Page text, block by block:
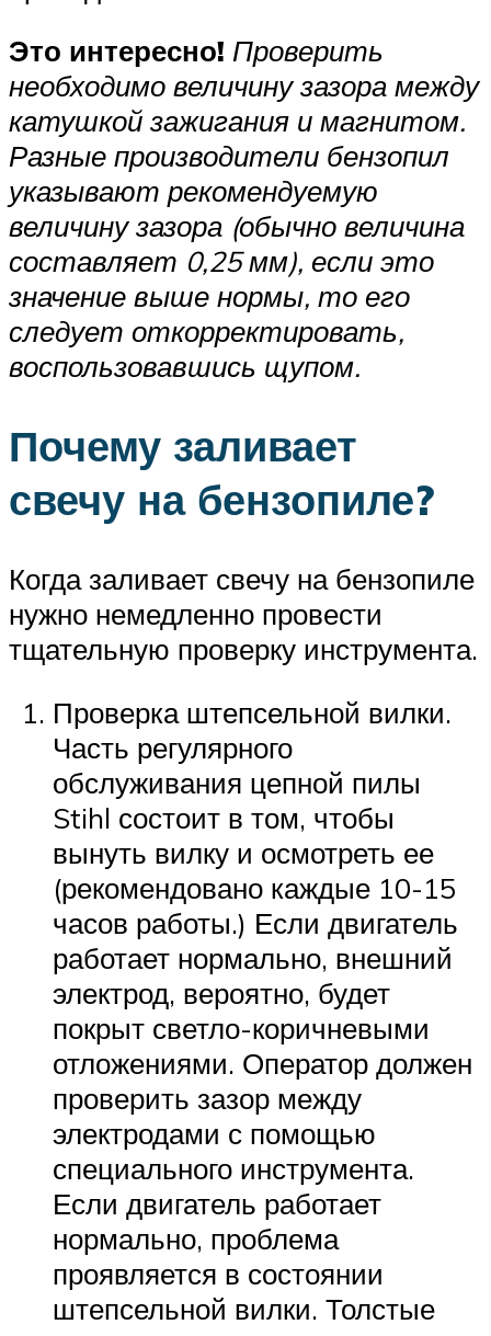
Это интересно! Проверить
необходимо величину зазора между
катушкой зажигания и магнитом.
Разные производители бензопил
указывают рекомендуемую
величину зазора (обычно величина
составляет 0,25 мм), если это
значение выше нормы, то его
следует откорректировать,
воспользовавшись щупом.
Почему заливает
свечу на бензопиле?
Когда заливает свечу на бензопиле
нужно немедленно провести
тщательную проверку инструмента.
Проверка штепсельной вилки.
Часть регулярного
обслуживания цепной пилы
Stihl состоит в том, чтобы
вынуть вилку и осмотреть ее
(рекомендовано каждые 10-15
часов работы.) Если двигатель
работает нормально, внешний
электрод, вероятно, будет
покрыт светло-коричневыми
отложениями. Оператор должен
проверить зазор между
электродами с помощью
специального инструмента.
Если двигатель работает
нормально, проблема
проявляется в состоянии
штепсельной вилки. Толстые